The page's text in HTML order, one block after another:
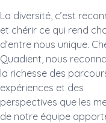
La diversité, c’est
et chérir ce qui rend
d’entre nous unique.
Quadient, nous
la richesse des
expériences et des
perspectives que les
de notre équipe